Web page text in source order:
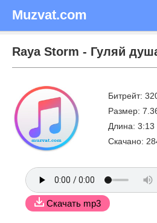
Muzvat.com
Raya Storm - Гуляй
Битрейт:
Размер:
Длина: 3:13
Скачано:
Скачать mp3